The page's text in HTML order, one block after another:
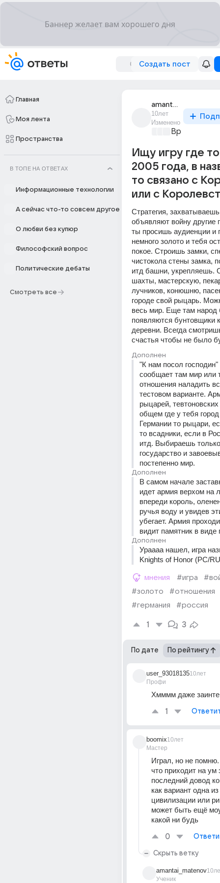
Создать пост
Главная
Моя лента
Пространства
В ТОПЕ НА ОТВЕТАХ
Информационные технологии
А сейчас что-то совсем другое
О любви без купюр
Философский вопрос
Политические дебаты
Смотреть все
amantai_matenov
10лет
Изменено
Время игр
Ищу игру где
2005 года, в
то связано с
или с
Стратегия,
объявляют войну другие
ты просишь аудиенции и
немного золото и тебя
покое. Строишь замки,
чистокола стены замка,
итд башни, укрепляешь.
шахты, мастерскую,
лучников, конюшню,
городе свой рыцарь.
весь мир. Еще там народ
появляются бунтовщики
деревни. Всегда
счастья чтобы не было
Дополнен
"К нам посол
сообщает там мир или
отношения наладить
тестовом варианте.
рыцарей,
общем где у тебя
Германии то рыцари,
то всадники, если в
итд. Выбираешь
государство и
постепенно мир.
Дополнен
В самом начале
идет армия верхом на
впереди король,
ручья воду и увидев
убегает. Армия
видит памятник в виде
Дополнен
Ураааа нашел, игра
Knights of Honor (PC/
мнения #игра
#золото
#отношения
#германия
#россия
1 3
По дате По рейтингу
user_93018135
Профи
10лет
Хмммм даже
1
boomix
Мастер
10лет
Играл, но не
что приходит на ум
последний довод
как вариант одна
цивилизации или
может быть ещё
какой ни будь
0
Скрыть ветку
amantai_matenov
Ученик